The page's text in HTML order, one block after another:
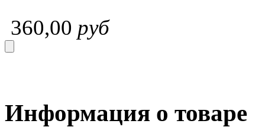
360,00 руб
Информация о товаре